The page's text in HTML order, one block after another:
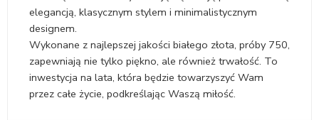
elegancją, klasycznym stylem i minimalistycznym
designem.
Wykonane z najlepszej jakości białego złota, próby 750,
zapewniają nie tylko piękno, ale również trwałość. To
inwestycja na lata, która będzie towarzyszyć Wam
przez całe życie, podkreślając Waszą miłość.